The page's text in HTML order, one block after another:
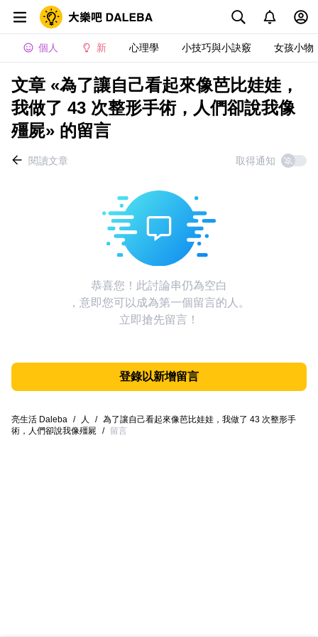
個人 新 心理學 小技巧與小訣竅 女孩小物
文章 «為了讓自己看起來像芭比娃娃，
我做了 43 次整形手術，人們卻說我像
殭屍» 的留言
閱讀文章 取得通知
恭喜您！此討論串仍為空白
，意即您可以成為第一個留言的人。
立即搶先留言！
登錄以新增留言
亮生活 Daleba / 人 / 為了讓自己看起來像芭比娃娃，我做了 43 次整形手
術，人們卻說我像殭屍 / 留言